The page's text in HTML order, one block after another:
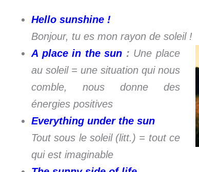
Hello sunshine !
Bonjour, tu es mon rayon de soleil !
A place in the sun : Une place
au soleil = une situation qui nous
comble, nous donne des
énergies positives
Everything under the sun
Tout sous le soleil (litt.) = tout ce
qui est imaginable